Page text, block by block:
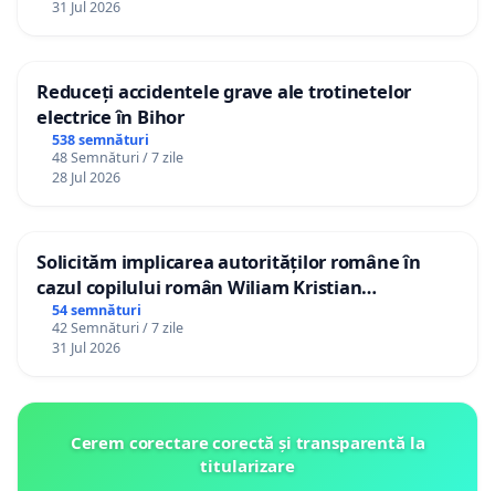
31 Jul 2026
Reduceți accidentele grave ale trotinetelor
electrice în Bihor
538 semnături
48 Semnături / 7 zile
28 Jul 2026
Solicităm implicarea autorităților române în
cazul copilului român Wiliam Kristian
Gheorghe, aflat în plasament în Danemarca de
12 ani
54 semnături
42 Semnături / 7 zile
31 Jul 2026
Cerem corectare corectă și transparentă la
titularizare